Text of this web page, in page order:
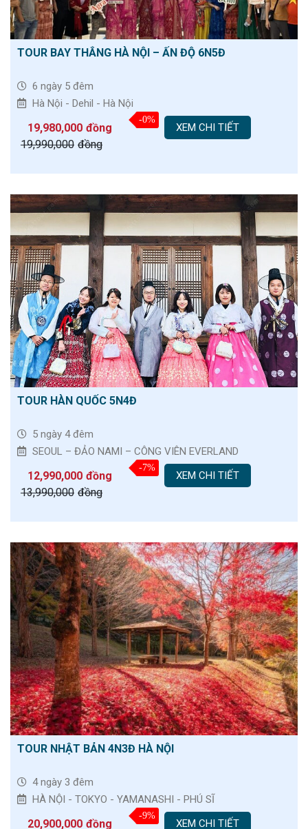
TOUR BAY THẲNG HÀ NỘI – ẤN ĐỘ 6N5Đ
6 ngày 5 đêm
Hà Nội - Dehil - Hà Nội
19,980,000 đồng
19,990,000 đồng
-0%
XEM CHI TIẾT
TOUR HÀN QUỐC 5N4Đ
5 ngày 4 đêm
SEOUL – ĐẢO NAMI – CÔNG VIÊN EVERLAND
12,990,000 đồng
13,990,000 đồng
-7%
XEM CHI TIẾT
TOUR NHẬT BẢN 4N3Đ HÀ NỘI
4 ngày 3 đêm
HÀ NỘI - TOKYO - YAMANASHI - PHÚ SĨ
20,900,000 đồng
-9%
XEM CHI TIẾT